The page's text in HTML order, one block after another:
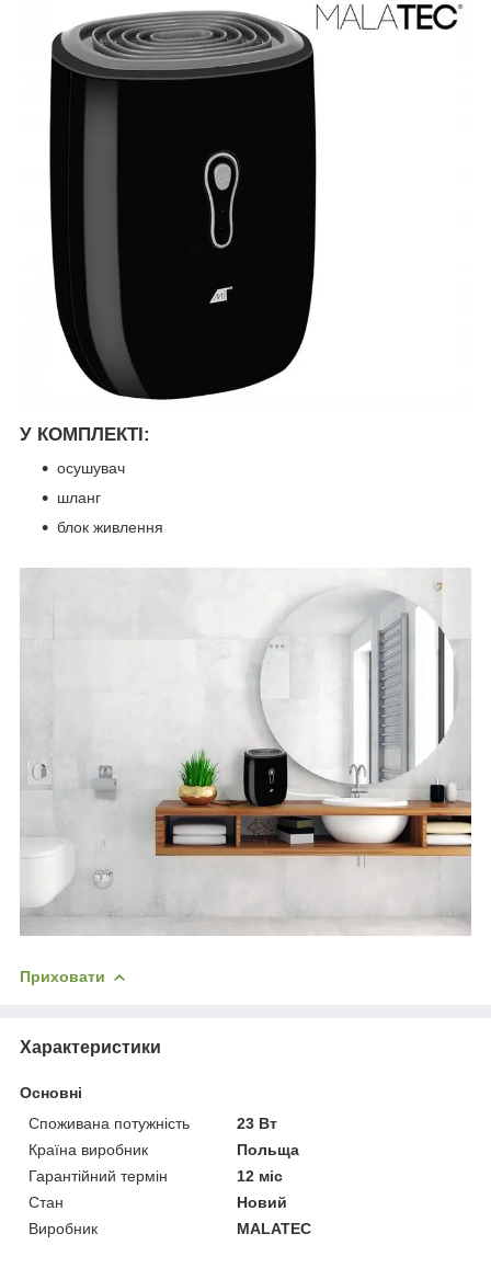
У КОМПЛЕКТІ:
осушувач
шланг
блок живлення
Приховати
Характеристики
Основні
Споживана потужність
23 Вт
Країна виробник
Польща
Гарантійний термін
12 міс
Стан
Новий
Виробник
MALATEC